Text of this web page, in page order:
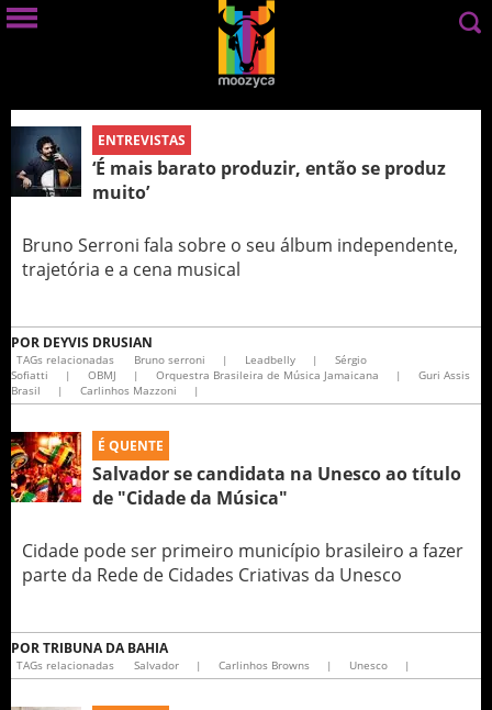
ENTREVISTAS
‘É mais barato produzir, então se produz
muito’
Bruno Serroni fala sobre o seu álbum independente,
trajetória e a cena musical
POR DEYVIS DRUSIAN
TAGs relacionadas Bruno serroni | Leadbelly |
Sérgio
Sofiatti
| OBMJ | Orquestra Brasileira de Música Jamaicana |
Guri Assis
Brasil
| Carlinhos Mazzoni |
É QUENTE
Salvador se candidata na Unesco ao título
de "Cidade da Música"
Cidade pode ser primeiro município brasileiro a fazer
parte da Rede de Cidades Criativas da Unesco
PORTRIBUNA DA BAHIA
TAGs relacionadas Salvador | Carlinhos Browns | Unesco |